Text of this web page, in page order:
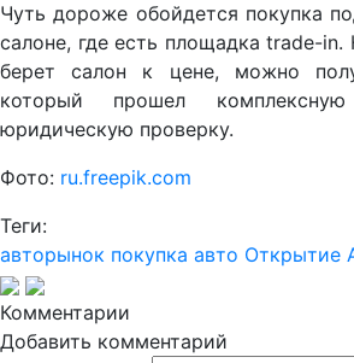
Чуть дороже обойдется покупка
салоне, где есть площадка trade-in.
берет салон к цене, можно
который прошел
юридическую проверку.
Фото: ru.freepik.com
Теги:
авторынок покупка авто Открытие
Комментарии
Добавить комментарий